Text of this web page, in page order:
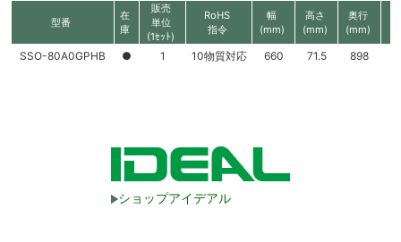
型番
在
庫
販売
単位
(1ｾｯﾄ)
RoHS
指令
幅
(mm)
高さ
(mm)
奥行
(mm)
SSO-80A0GPHB ● 1 10物質対応 660 71.5 898
ショップアイデアル